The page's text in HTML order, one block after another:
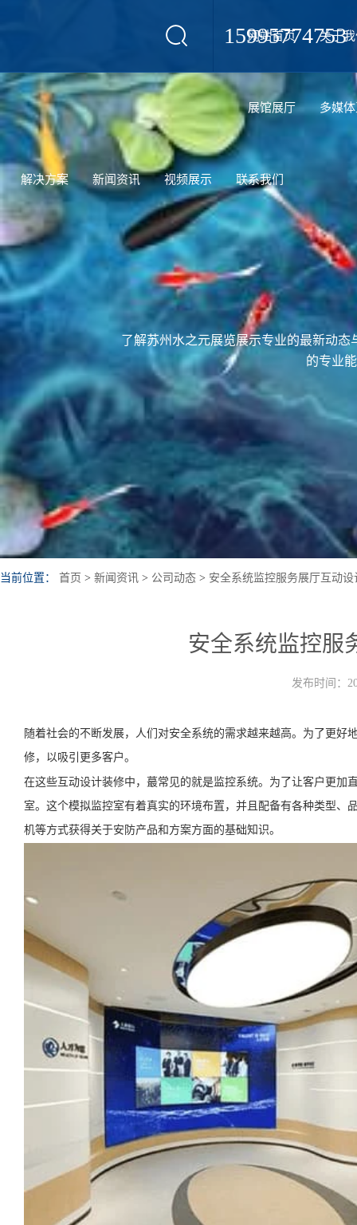
15995774753
网站首页 关于
展馆展厅 多媒
解决方案 新闻资讯 视频展示 联系我们
了解苏州水之元展览展示专业的最新动
的专业
当前位置： 首页 > 新闻资讯 > 公司动态 > 安全系统监控服务展厅互动设
安全系统监控服
发布时间：
随着社会的不断发展，人们对安全系统的需求越来越高。为了更
修，以吸引更多客户。
在这些互动设计装修中，蕞常见的就是监控系统。为了让客户更
室。这个模拟监控室有着真实的环境布置，并且配备有各种类型
机等方式获得关于安防产品和方案方面的基础知识。